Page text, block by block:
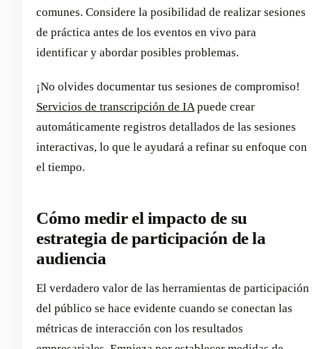
comunes. Considere la posibilidad de realizar sesiones
de práctica antes de los eventos en vivo para
identificar y abordar posibles problemas.
¡No olvides documentar tus sesiones de compromiso!
Servicios de transcripción de IApuede crear
automáticamente registros detallados de las sesiones
interactivas, lo que le ayudará a refinar su enfoque con
el tiempo.
Cómo medir el impacto de su
estrategia de participación de la
audiencia
El verdadero valor de las herramientas de participación
del público se hace evidente cuando se conectan las
métricas de interacción con los resultados